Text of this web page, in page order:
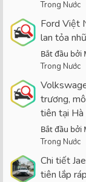
Trong Nước
Ford Việt
lan tỏa
Bắt đầu bởi
Trong Nước
trương,
tiên tại Hà
Bắt đầu bởi
Trong Nước
Chi tiết
tiên lắp